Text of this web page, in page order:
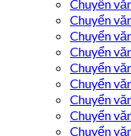
Chuyển
Chuyển
Chuyển
Chuyển
Chuyển
Chuyển
Chuyển
Chuyển
Chuyển